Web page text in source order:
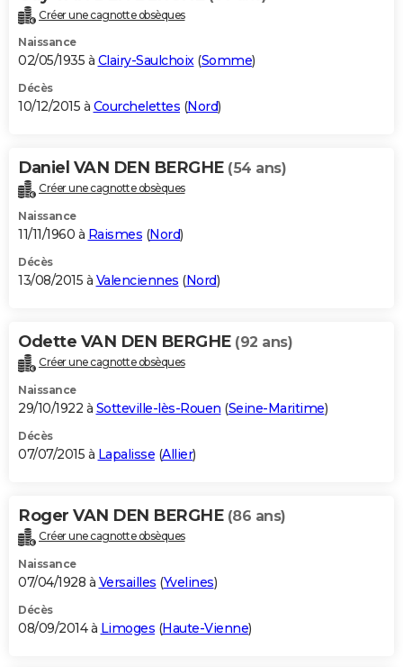
Créer une cagnotte obsèques
Naissance
02/05/1935 à Clairy-Saulchoix(Somme)
Décès
10/12/2015 à Courchelettes (Nord)
Daniel VAN DEN BERGHE (54 ans)
Créer une cagnotte obsèques
Naissance
11/11/1960 à Raismes (Nord)
Décès
13/08/2015 à Valenciennes (Nord)
Odette VAN DEN BERGHE (92 ans)
Créer une cagnotte obsèques
Naissance
29/10/1922 à Sotteville-lès-Rouen (Seine-Maritime)
Décès
07/07/2015 à Lapalisse (Allier)
Roger VAN DEN BERGHE (86 ans)
Créer une cagnotte obsèques
Naissance
07/04/1928 à Versailles (Yvelines)
Décès
08/09/2014 à Limoges (Haute-Vienne)